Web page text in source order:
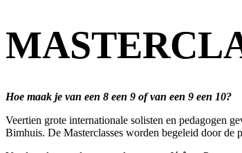
Hoe maak je van een 8 een 9 of van een 9 een 10?
Veertien grote internationale solisten en pedagogen
Bimhuis. De Masterclasses worden begeleid door de